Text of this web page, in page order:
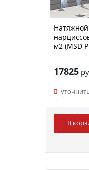
м2 (MSD
17825
В